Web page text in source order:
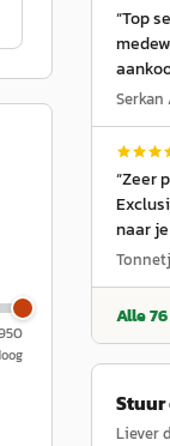
“Top
en met
Serkan
“Zeer
naar
keuze
naar
droom
Alle76
Liever